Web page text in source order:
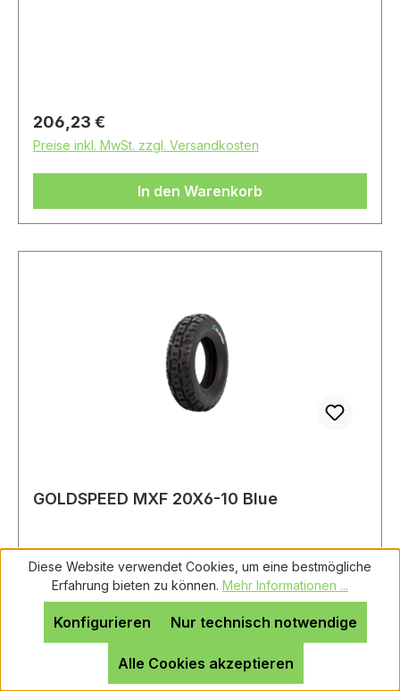
Rennsport-Artikel ohne Straßenzulassung
Regulärer Preis:
206,23 €
Preise inkl. MwSt. zzgl. Versandkosten
In den Warenkorb
GOLDSPEED MXF 20X6-10 Blue
Format: 20x6-10Härtegrad: Blue (Weich)idealer
Untergrund: Hartboden Achtung: Es handelt sich
bei diesem Reifen um einen Rennsport-Artikel
ohne Straßenzulassung
Diese Website verwendet Cookies, um eine bestmögliche
Erfahrung bieten zu können. Mehr Informationen ...
Nur technisch notwendige
Konfigurieren
Alle Cookies akzeptieren